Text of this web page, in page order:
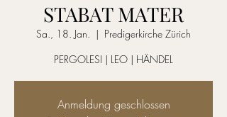
STABAT MATER
Sa., 18. Jan.
  |
Predigerkirche Zürich
PERGOLESI | LEO | HÄNDEL
Anmeldung geschlossen